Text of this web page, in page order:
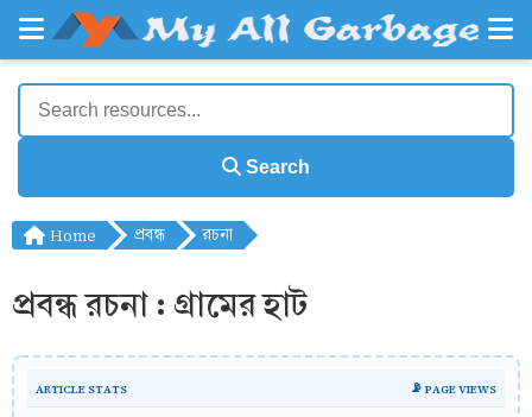
Search
Home প্রবন্ধ রচনা
প্রবন্ধ রচনা : গ্রামের হাট
ARTICLE STATS 📡 PAGE VIEWS